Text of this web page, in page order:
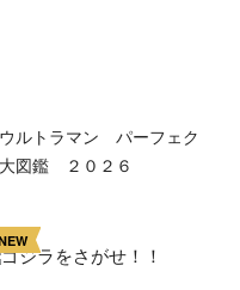
ルトラマン パーフェク
大図鑑 ２０２６